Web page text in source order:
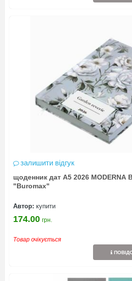
залишити відгук
щоденник дат А5 2026 MODERNA
"Buromax"
Автор: купити
174.00 грн.
Товар очікується